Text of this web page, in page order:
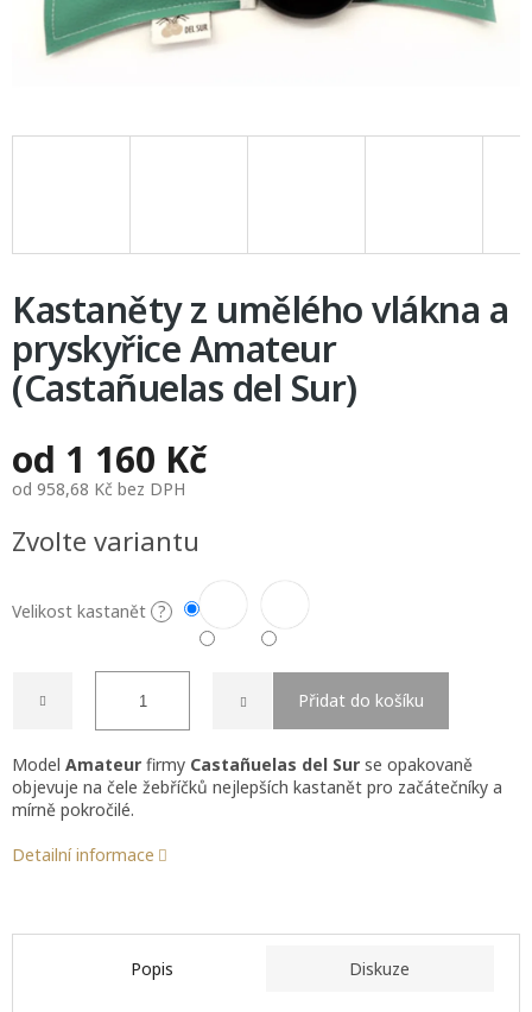
Kastaněty z umělého vlákna a
pryskyřice Amateur
(Castañuelas del Sur)
od 1 160 Kč
od 958,68 Kč bez DPH
cena:
Zvolte variantu
Velikost kastanět ?
Přidat do košíku
Model Amateur firmy Castañuelas del Sur se opakovaně
objevuje na čele žebříčků nejlepších kastanět pro začátečníky a
mírně pokročilé.
Detailní informace
Popis Diskuze